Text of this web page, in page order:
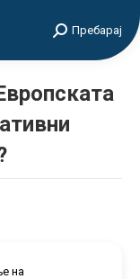
Search:Пребарај
на